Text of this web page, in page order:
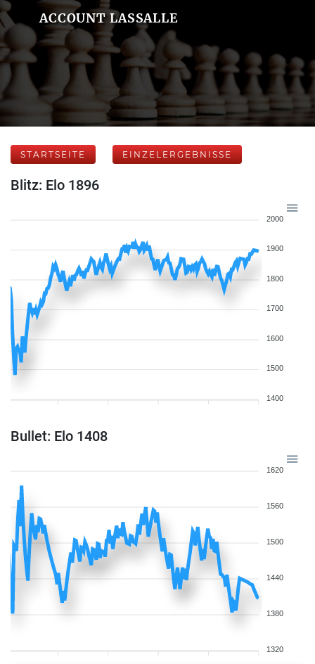
ACCOUNT LASSALLE
STARTSEITE EINZELERGEBNISSE
Blitz: Elo 1896
2000
1900
1800
1700
1600
1500
1400
Bullet: Elo 1408
1620
1560
1500
1440
1380
1320